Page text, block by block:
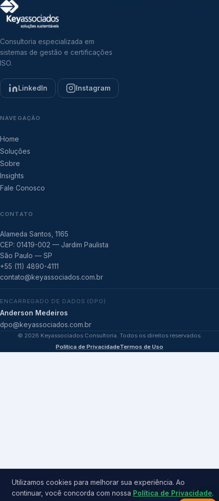
Consultoria especializada em
sistemas de gestão e certificações
ISO.
LinkedIn Instagram
NAVEGAÇÃO
Home
Soluções
Sobre
Insights
Fale Conosco
CONTATO
Alameda Santos, 1165
CEP: 01419-002 — Jardim Paulista
São Paulo — SP
+55 (11) 4890-4111
contato@keyassociados.com.br
ENCARREGADO DE DADOS (DPO)
Anderson Medeiros
dpo@keyassociados.com.br
© 2026 Keyassociados Consultoria. Todos os direitos reservados.
Política de PrivacidadeTermos de Uso
Utilizamos cookies para melhorar sua experiência. Ao
continuar, você concorda com nossa Política de Privacidade.